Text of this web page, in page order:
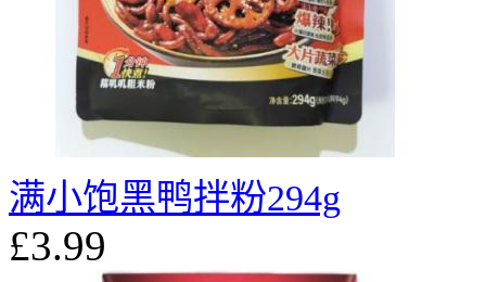
满小饱黑鸭拌粉294g
£3.99